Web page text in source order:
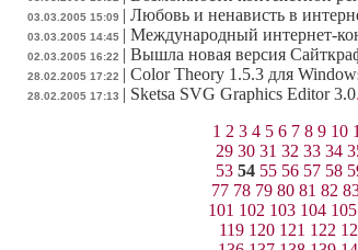
03.03.2005 15:09 | Любовь и ненависть в
03.03.2005 14:45 | Международный интернет-
02.03.2005 16:22 | Вышла новая версия
28.02.2005 17:22 | Color Theory 1.5.3 для
28.02.2005 17:13 | Sketsa SVG Graphics Editor 3.0
1 2 3 4 5 6 7 8 9 10
29 30 31 32 33 34
53 54 55 56 57 58
77 78 79 80 81 82
101 102 103 104 105
119 120 121 122